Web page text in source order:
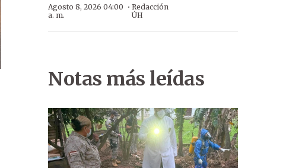
Agosto 8, 2026 04:00
a. m.
· Redacción
ÚH
Notas más leídas